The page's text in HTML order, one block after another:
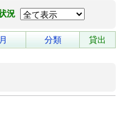
況
分類
貸出